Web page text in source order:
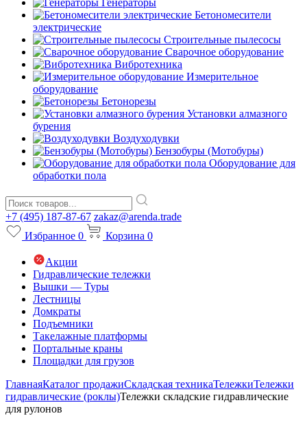
Генераторы
Бетономесители
электрические
Строительные пылесосы
Сварочное оборудование
Вибротехника
Измерительное
оборудование
Бетонорезы
Установки алмазного
бурения
Воздуходувки
Бензобуры (Мотобуры)
Оборудование для
обработки пола
+7 (495) 187-87-67 zakaz@arenda.trade
Избранное 0 Корзина 0
Акции
Гидравлические тележки
Вышки — Туры
Лестницы
Домкраты
Подъемники
Такелажные платформы
Портальные краны
Площадки для грузов
ГлавнаяКаталог продажиСкладская техникаТележкиТележки
гидравлические (роклы)Тележки складские гидравлические
для рулонов